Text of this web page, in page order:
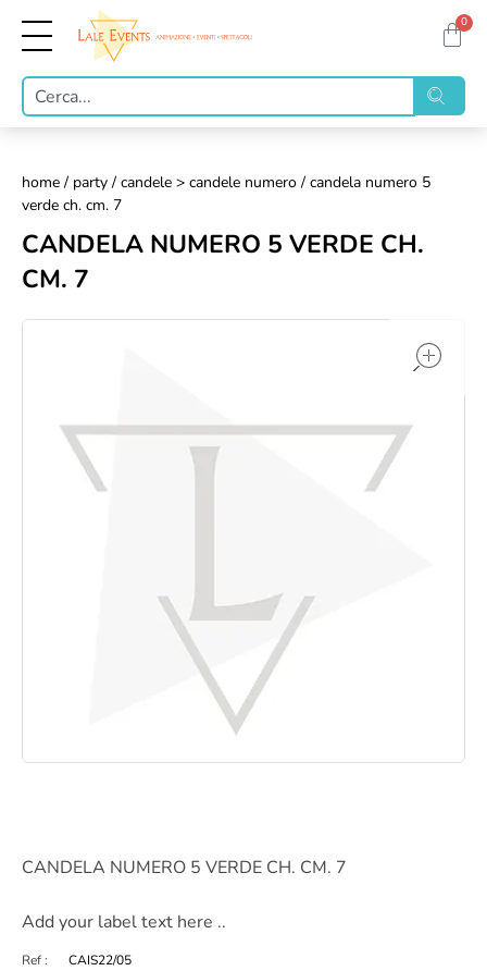
0
home / party / candele > candele numero / candela numero 5
verde ch. cm. 7
CANDELA NUMERO 5 VERDE CH.
CM. 7
CANDELA NUMERO 5 VERDE CH. CM. 7
Add your label text here ..
Ref :
CAIS22/05